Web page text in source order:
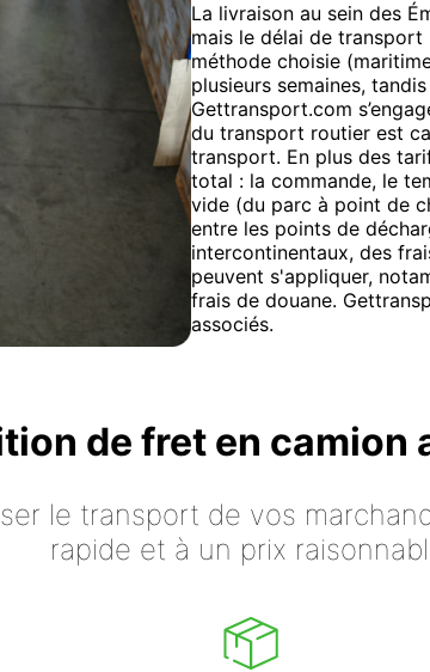
La livraison au sein des
mais le délai de
méthode choisie
plusieurs semaines,
Gettransport.com
du transport routier est
transport. En plus des
total : la commande, le
vide (du parc à point de
entre les points de
intercontinentaux, des
peuvent s'appliquer,
frais de douane.
associés.
de fret en camion
le transport de vos
rapide et à un prix